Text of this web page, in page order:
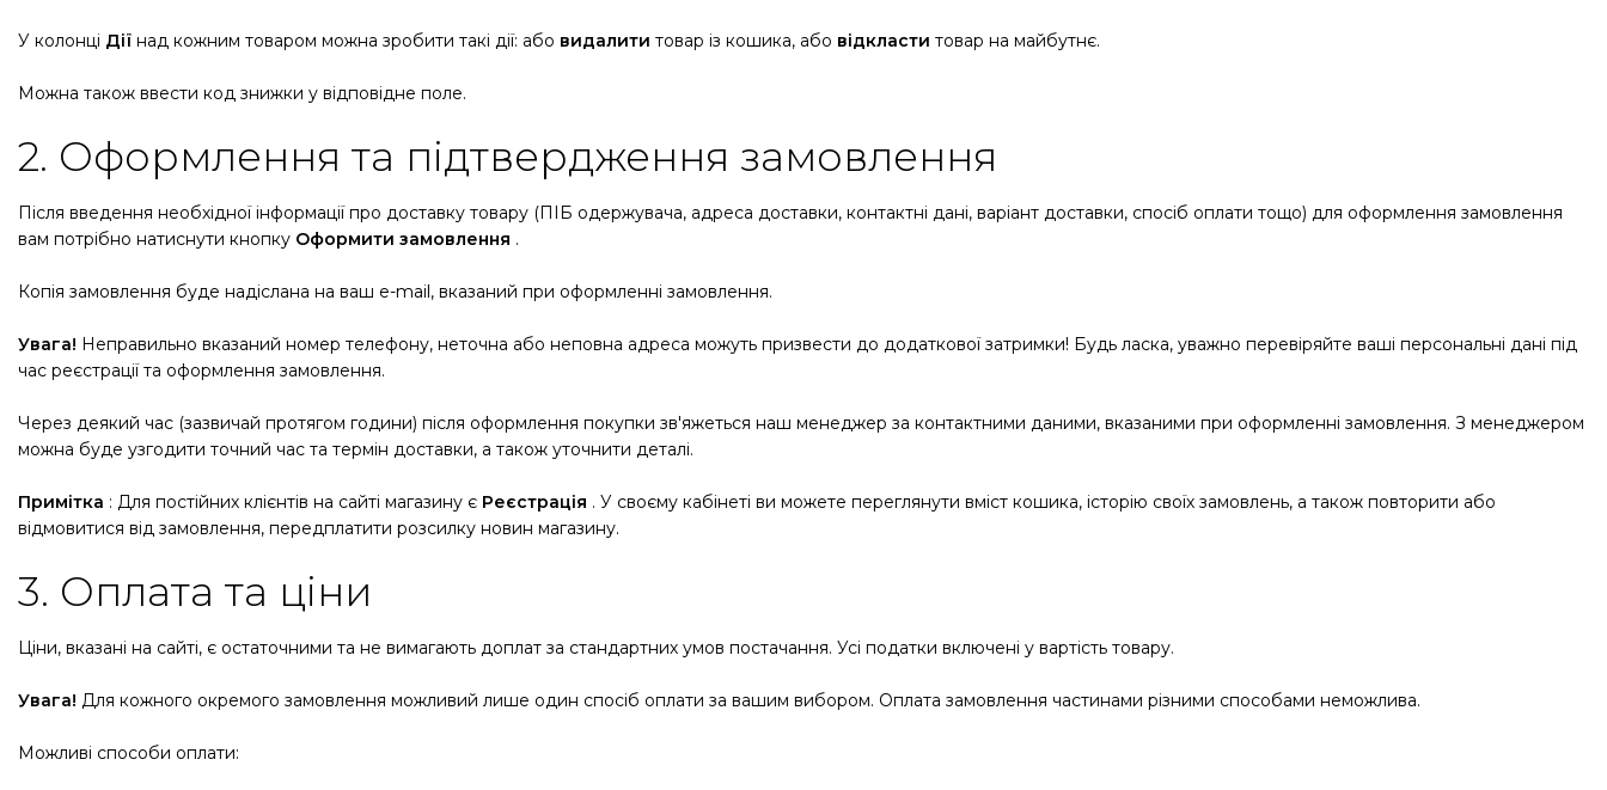
У колонці Дії над кожним товаром можна зробити такі дії: або видалити товар із кошика, або відкласти товар на майбутнє.
Можна також ввести код знижки у відповідне поле.
2. Оформлення та підтвердження замовлення
Після введення необхідної інформації про доставку товару (ПІБ одержувача, адреса доставки, контактні дані, варіант доставки, спосіб оплати тощо) для оформлення замовлення
вам потрібно натиснути кнопку Оформити замовлення .
Копія замовлення буде надіслана на ваш e-mail, вказаний при оформленні замовлення.
Увага! Неправильно вказаний номер телефону, неточна або неповна адреса можуть призвести до додаткової затримки! Будь ласка, уважно перевіряйте ваші персональні дані під
час реєстрації та оформлення замовлення.
Через деякий час (зазвичай протягом години) після оформлення покупки зв'яжеться наш менеджер за контактними даними, вказаними при оформленні замовлення. З менеджером
можна буде узгодити точний час та термін доставки, а також уточнити деталі.
Примітка : Для постійних клієнтів на сайті магазину є Реєстрація . У своєму кабінеті ви можете переглянути вміст кошика, історію своїх замовлень, а також повторити або
відмовитися від замовлення, передплатити розсилку новин магазину.
3. Оплата та ціни
Ціни, вказані на сайті, є остаточними та не вимагають доплат за стандартних умов постачання. Усі податки включені у вартість товару.
Увага! Для кожного окремого замовлення можливий лише один спосіб оплати за вашим вибором. Оплата замовлення частинами різними способами неможлива.
Можливі способи оплати: